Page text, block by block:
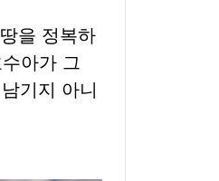
을 정복하
아가 그
기지 아니